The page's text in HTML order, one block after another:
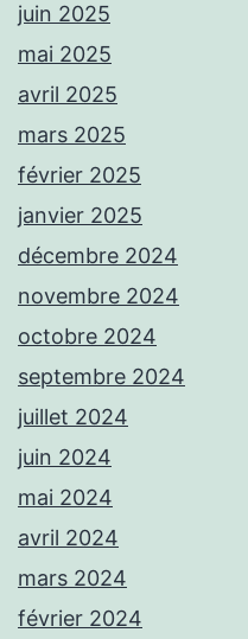
juin 2025
mai 2025
avril 2025
mars 2025
février 2025
janvier 2025
décembre 2024
novembre 2024
octobre 2024
septembre 2024
juillet 2024
juin 2024
mai 2024
avril 2024
mars 2024
février 2024